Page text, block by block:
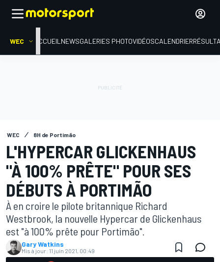
WEC ACCUEIL NEWSGALERIES PHOTOVIDÉOSCALENDRIER
WEC 8H de Portimão
L'HYPERCAR GLICKENHAUS
"À 100% PRÊTE" POUR SES
DÉBUTS À PORTIMÃO
À en croire le pilote britannique Richard
Westbrook, la nouvelle Hypercar de Glickenhaus
est "à 100% prête pour Portimão".
Gary Watkins
Mis à jour: 11 juin 2021, 00:49